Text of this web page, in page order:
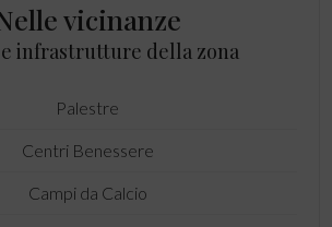
vicinanze
infrastrutture della zona
Palestre
Centri Benessere
Campi da Calcio